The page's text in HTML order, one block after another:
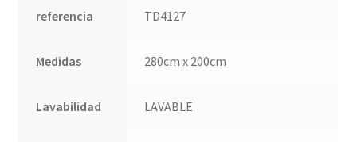
referencia TD4127
Medidas 280cm x 200cm
Lavabilidad LAVABLE